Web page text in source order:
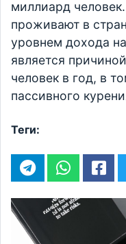
миллиард
проживают в
уровнем дохода
является
человек в год, в
пассивного
Теги: